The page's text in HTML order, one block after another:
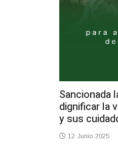
Sancionada
dignificar la
y sus
12 Junio 2025